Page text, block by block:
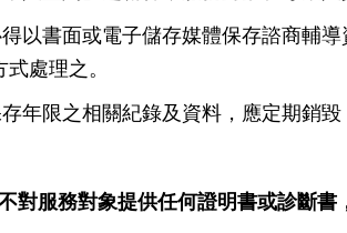
以書面或電子儲存媒體保存諮商輔
處理之。
年限之相關紀錄及資料，應定期銷毀
對服務對象提供任何證明書或診斷書